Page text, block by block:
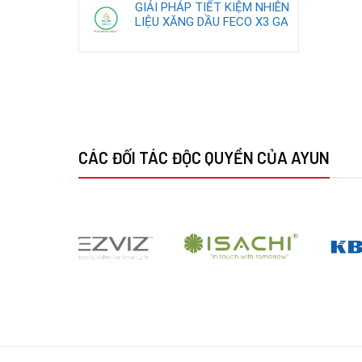
GIẢI PHÁP TIẾT KIỆM NHIÊN
LIỆU XĂNG DẦU FECO X3 GA
CÁC ĐỐI TÁC ĐỘC QUYỀN CỦA AYUN